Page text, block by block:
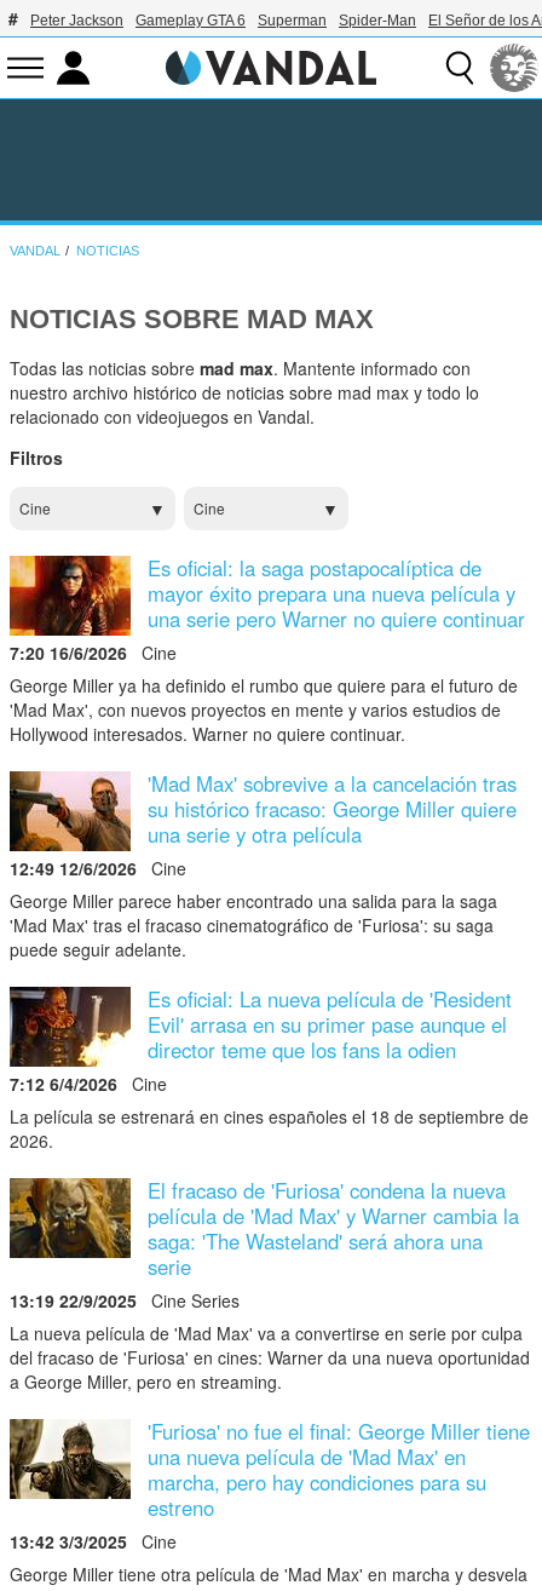
Peter Jackson Gameplay GTA 6 Superman Spider-Man El Señor de los
VANDAL NOTICIAS
NOTICIAS SOBRE MAD MAX
Todas las noticias sobremad max. Mantente informado con
nuestro archivo histórico de noticias sobre mad max y todo lo
relacionado con videojuegos en Vandal.
Filtros
Cine Cine
Es oficial: la saga postapocalíptica de
mayor éxito prepara una nueva película y
una serie pero Warner no quiere continuar
7:20 16/6/2026 Cine
George Miller ya ha definido el rumbo que quiere para el futuro de
'Mad Max', con nuevos proyectos en mente y varios estudios de
Hollywood interesados. Warner no quiere continuar.
'Mad Max' sobrevive a la cancelación tras
su histórico fracaso: George Miller quiere
una serie y otra película
12:49 12/6/2026 Cine
George Miller parece haber encontrado una salida para la saga
'Mad Max' tras el fracaso cinematográfico de 'Furiosa': su saga
puede seguir adelante.
Es oficial: La nueva película de 'Resident
Evil' arrasa en su primer pase aunque el
director teme que los fans la odien
7:12 6/4/2026 Cine
La película se estrenará en cines españoles el 18 de septiembre de
2026.
El fracaso de 'Furiosa' condena la nueva
película de 'Mad Max' y Warner cambia la
saga: 'The Wasteland' será ahora una
serie
13:19 22/9/2025 Cine Series
La nueva película de 'Mad Max' va a convertirse en serie por culpa
del fracaso de 'Furiosa' en cines: Warner da una nueva oportunidad
a George Miller, pero en streaming.
'Furiosa' no fue el final: George Miller tiene
una nueva película de 'Mad Max' en
marcha, pero hay condiciones para su
estreno
13:42 3/3/2025 Cine
George Miller tiene otra película de 'Mad Max' en marcha y desvela